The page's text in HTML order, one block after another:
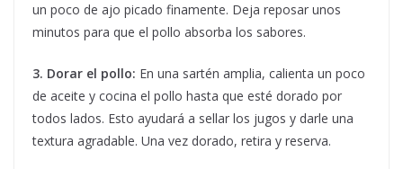
un poco de ajo picado finamente. Deja reposar unos
minutos para que el pollo absorba los sabores.
3. Dorar el pollo: En una sartén amplia, calienta un poco
de aceite y cocina el pollo hasta que esté dorado por
todos lados. Esto ayudará a sellar los jugos y darle una
textura agradable. Una vez dorado, retira y reserva.